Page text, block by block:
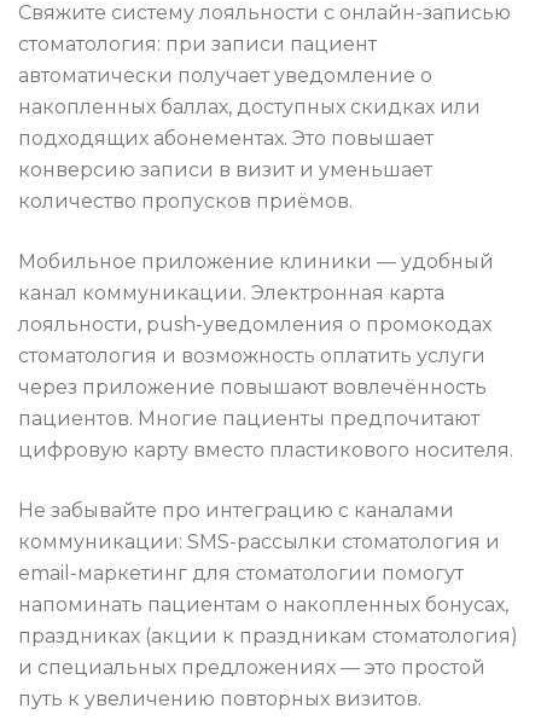
Свяжите систему лояльности с онлайн-записью
стоматология: при записи пациент
автоматически получает уведомление о
накопленных баллах, доступных скидках или
подходящих абонементах. Это повышает
конверсию записи в визит и уменьшает
количество пропусков приёмов.
Мобильное приложение клиники — удобный
канал коммуникации. Электронная карта
лояльности, push-уведомления о промокодах
стоматология и возможность оплатить услуги
через приложение повышают вовлечённость
пациентов. Многие пациенты предпочитают
цифровую карту вместо пластикового носителя.
Не забывайте про интеграцию с каналами
коммуникации: SMS-рассылки стоматология и
email-маркетинг для стоматологии помогут
напоминать пациентам о накопленных бонусах,
праздниках (акции к праздникам стоматология)
и специальных предложениях — это простой
путь к увеличению повторных визитов.